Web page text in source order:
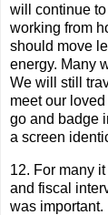
will continue
working from
should move
energy. Many
We will still
meet our
go and badge
a screen
12. For many
and fiscal
was